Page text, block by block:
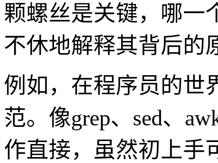
颗螺丝是关键，哪一
不休地解释其背后的
例如，在程序员的世
范。像grep、sed、
作直接，虽然初上手